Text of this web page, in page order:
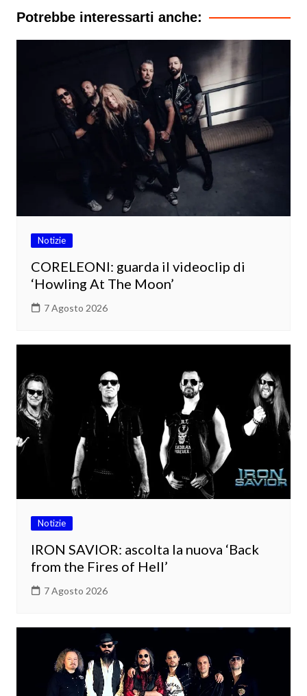
Potrebbe interessarti anche:
Notizie
CORELEONI: guarda il videoclip di
‘Howling At The Moon’
7 Agosto 2026
Notizie
IRON SAVIOR: ascolta la nuova ‘Back
from the Fires of Hell’
7 Agosto 2026